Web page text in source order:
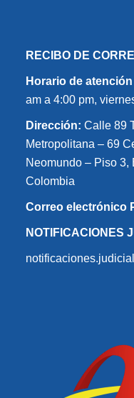
RECIBO DE
Horario de
am a 4:00 pm,
Dirección: Calle 89
Metropolitana – 69
Neomundo – Piso 3,
Colombia
Correo electrónico
NOTIFICACIONES